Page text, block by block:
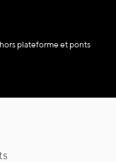
plateforme et ponts